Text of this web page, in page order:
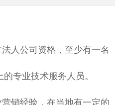
人公司资格，至少有一名
专业技术服务人员。
销经验，在当地有一定的